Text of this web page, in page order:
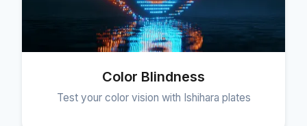
Color Blindness
Test your color vision with Ishihara plates